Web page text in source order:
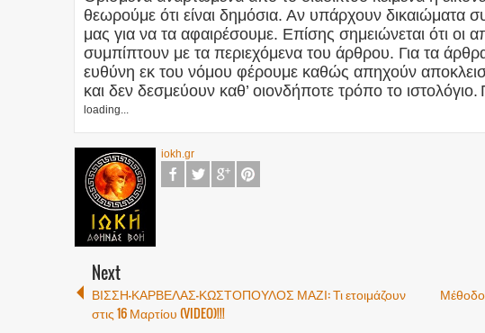
θεωρούμε ότι είναι δημόσια. Αν υπάρχουν
μας για να τα αφαιρέσουμε. Επίσης σημειώνεται ότι οι
συμπίπτουν με τα περιεχόμενα του άρθρου. Για τα
ευθύνη εκ του νόμου φέρουμε καθώς απηχούν
και δεν δεσμεύουν καθ’ οιονδήποτε τρόπο το ιστολόγιο.
loading...
iokh.gr
Next
ΒΙΣΣΗ-ΚΑΡΒΕΛΑΣ-ΚΩΣΤΟΠΟΥΛΟΣ ΜΑΖΙ: Τι ετοιμάζουν
στις 16 Μαρτίου (VIDEO)!!!